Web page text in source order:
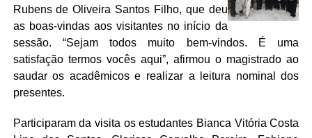
Rubens de Oliveira Santos Filho, que deu
as boas-vindas aos visitantes no início da
sessão. “Sejam todos muito bem-vindos. É uma
satisfação termos vocês aqui”, afirmou o magistrado ao
saudar os acadêmicos e realizar a leitura nominal dos
presentes.
Participaram da visita os estudantes Bianca Vitória Costa